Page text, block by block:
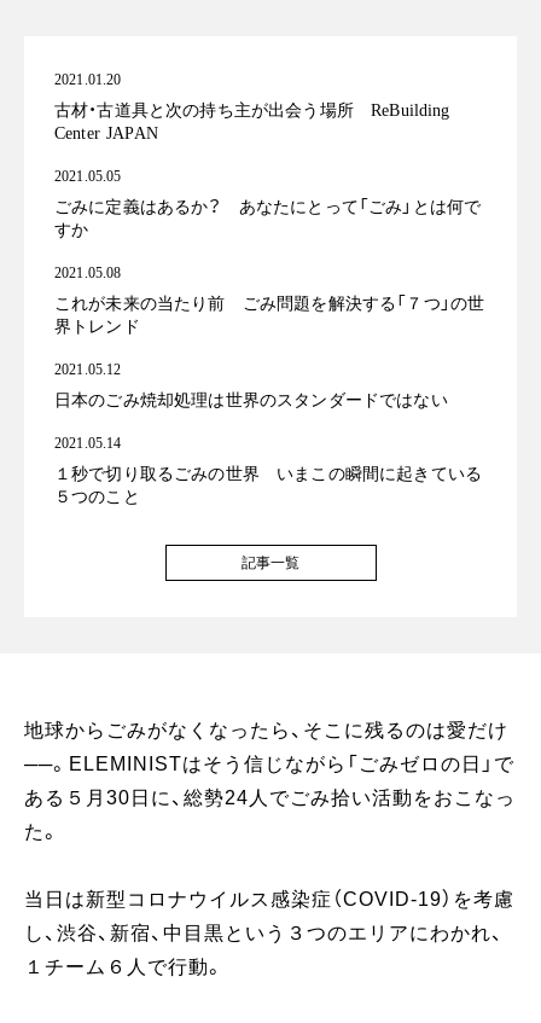
2021.01.20
古材・古道具と次の持ち主が出会う場所 ReBuilding
Center JAPAN
2021.05.05
ごみに定義はあるか？ あなたにとって「ごみ」とは何で
すか
2021.05.08
これが未来の当たり前 ごみ問題を解決する「７つ」の世
界トレンド
2021.05.12
日本のごみ焼却処理は世界のスタンダードではない
2021.05.14
１秒で切り取るごみの世界 いまこの瞬間に起きている
５つのこと
記事一覧
地球からごみがなくなったら、そこに残るのは愛だけ
──。ELEMINISTはそう信じながら「ごみゼロの日」で
ある５月30日に、総勢24人でごみ拾い活動をおこなっ
た。
当日は新型コロナウイルス感染症（COVID-19）を考慮
し、渋谷、新宿、中目黒という３つのエリアにわかれ、
１チーム６人で行動。